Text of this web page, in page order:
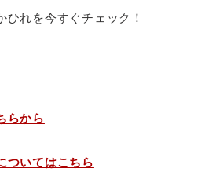
ひれを今すぐチェック！
らから
ついてはこちら